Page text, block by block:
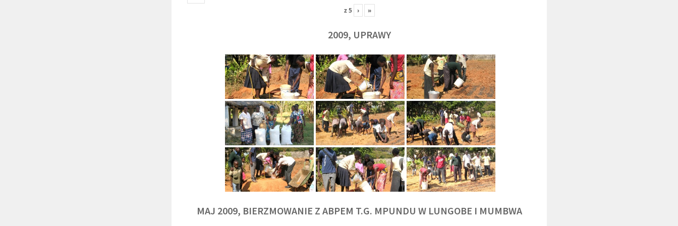
z5 › »
2009, UPRAWY
MAJ 2009, BIERZMOWANIE Z ABPEM T.G. MPUNDU W LUNGOBE I MUMBWA